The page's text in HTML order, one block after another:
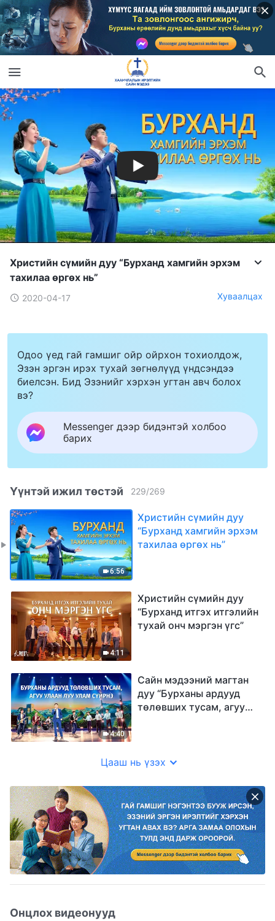
Христийн сүмийн дуу “Бурханд хамгийн эрхэм
тахилаа өргөх нь”
2020-04-17 Хуваалцах
Одоо үед гай гамшиг ойр ойрхон тохиолдож,
Эзэн эргэн ирэх тухай зөгнөлүүд үндсэндээ
биелсэн. Бид Эзэнийг хэрхэн угтан авч болох
вэ?
Messenger дээр бидэнтэй холбоо
барих
Үүнтэй ижил төстэй 229/269
6:56
Христийн сүмийн дуу
“Бурханд хамгийн эрхэм
тахилаа өргөх нь”
4:11
Христийн сүмийн дуу
“Бурханд итгэх итгэлийн
тухай онч мэргэн үгс”
4:40
Сайн мэдээний магтан
дуу “Бурханы ардууд
төлөвших тусам, агуу
Цааш нь үзэх
Онцлох видеонууд